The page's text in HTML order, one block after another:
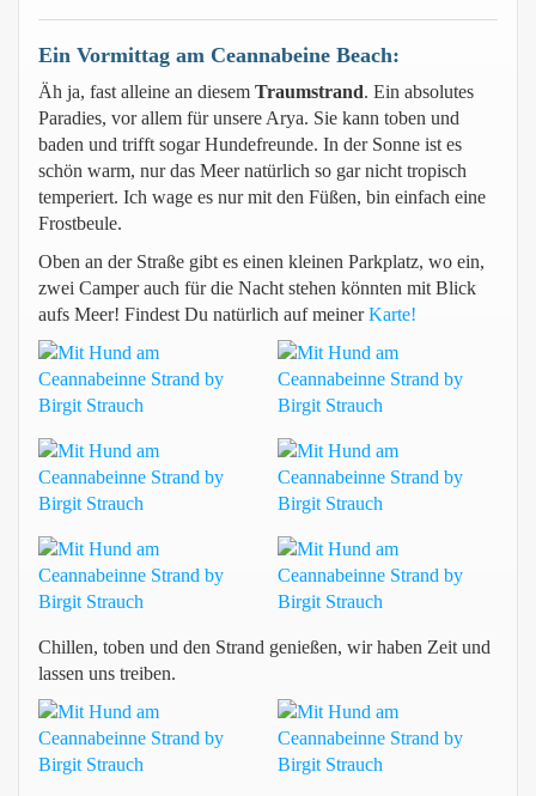
Ein Vormittag am Ceannabeine Beach:
Äh ja, fast alleine an diesem Traumstrand. Ein absolutes
Paradies, vor allem für unsere Arya. Sie kann toben und
baden und trifft sogar Hundefreunde. In der Sonne ist es
schön warm, nur das Meer natürlich so gar nicht tropisch
temperiert. Ich wage es nur mit den Füßen, bin einfach eine
Frostbeule.
Oben an der Straße gibt es einen kleinen Parkplatz, wo ein,
zwei Camper auch für die Nacht stehen könnten mit Blick
aufs Meer! Findest Du natürlich auf meinerKarte!
Chillen, toben und den Strand genießen, wir haben Zeit und
lassen uns treiben.